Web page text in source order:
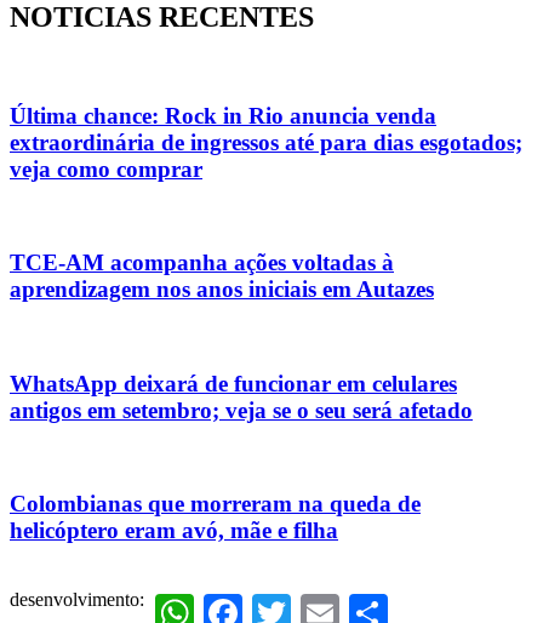
NOTICIAS RECENTES
Última chance: Rock in Rio anuncia venda
extraordinária de ingressos até para dias esgotados;
veja como comprar
TCE-AM acompanha ações voltadas à
aprendizagem nos anos iniciais em Autazes
WhatsApp deixará de funcionar em celulares
antigos em setembro; veja se o seu será afetado
Colombianas que morreram na queda de
helicóptero eram avó, mãe e filha
desenvolvimento: WhatsAppFacebookTwitter Email